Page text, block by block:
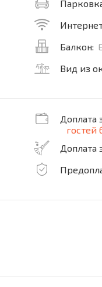
Балкон:
Вид из
Доплата
гостей
Доплата